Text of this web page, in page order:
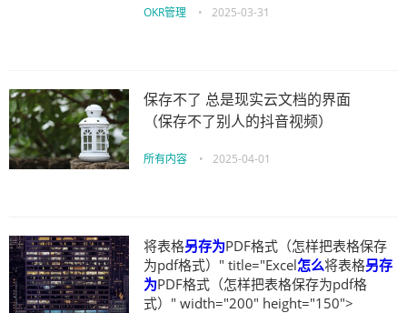
OKR管理 • 2025-03-31
保存不了 总是现实云文档的界面
（保存不了别人的抖音视频）
所有内容 • 2025-04-01
将表格另存为PDF格式（怎样把表格保存
为pdf格式）" title="Excel怎么将表格另存
为PDF格式（怎样把表格保存为pdf格
式）" width="200" height="150">